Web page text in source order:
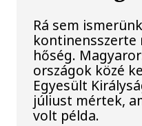
Rá sem
hőség.
országok közé
Egyesült
júliust mértek,
volt példa.